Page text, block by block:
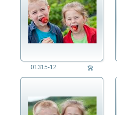
01315-12